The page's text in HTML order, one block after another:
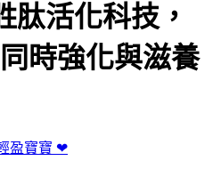
活化科技，
時強化與滋養
盈寶寶 ❤